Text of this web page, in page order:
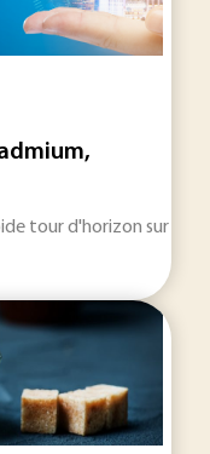
tour d'horizon sur les